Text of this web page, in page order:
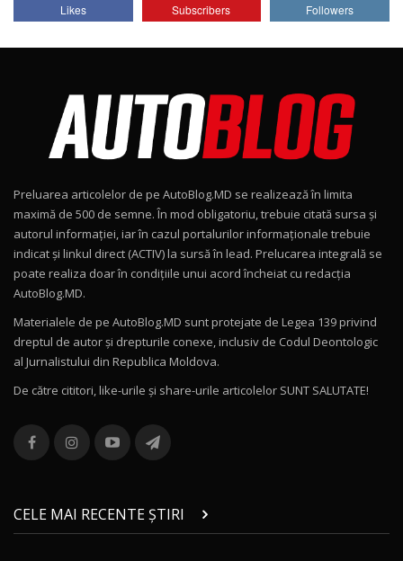
AutoBlog.MD
15:08
Noul Geely EX2 / Test Drive AutoBlog.MD
15:22
Mercedes-AMG E 53 HYBRID 4MATIC+ / Test
Drive AutoBlog.MD
16:27
11
Noul Volvo ES90 / Test Drive AutoBlog.MD
12
Noul MG HS / Test Drive AutoBlog.MD
16:48
13
combină aventura cu luxul / AutoBlog.MD
36:08
chinez care face lumea să se întoarcă după el
/ AutoBlog.MD
17:27
Likes Subscribers Followers
Preluarea articolelor de pe AutoBlog.MD se realizează în limita
maximă de 500 de semne. În mod obligatoriu, trebuie citată sursa și
autorul informației, iar în cazul portalurilor informaționale trebuie
indicat și linkul direct (ACTIV) la sursă în lead. Prelucarea integrală se
poate realiza doar în condițiile unui acord încheiat cu redacţia
AutoBlog.MD.
Materialele de pe AutoBlog.MD sunt protejate de Legea 139 privind
dreptul de autor și drepturile conexe, inclusiv de Codul Deontologic
al Jurnalistului din Republica Moldova.
De către cititori, like-urile şi share-urile articolelor SUNT SALUTATE!
CELE MAI RECENTE ȘTIRI